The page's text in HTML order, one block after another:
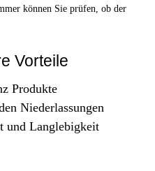
können Sie prüfen, ob der
Vorteile
Produkte
Niederlassungen
und Langlebigkeit